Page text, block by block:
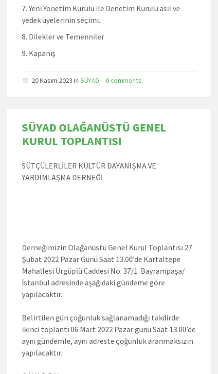
Yeni Yönetim Kurulu ile Denetim Kurulu asıl ve
yedek üyelerinin seçimi.
Dilekler ve Temenniler
Kapanış
20 Kasım 2023 in SÜYAD 0 comments
SÜYAD OLAĞANÜSTÜ GENEL
KURUL TOPLANTISI
SÜTÇÜLERLİLER KÜLTÜR DAYANIŞMA VE
YARDIMLAŞMA DERNEĞİ
Derneğimizin Olağanüstü Genel Kurul Toplantısı 27
Şubat 2022 Pazar Günü Saat 13.00’de Kartaltepe
Mahallesi Ürgüplü Caddesi No: 37/1 Bayrampaşa/
İstanbul adresinde aşağıdaki gündeme göre
yapılacaktır.
Belirtilen gün çoğunluk sağlanamadığı takdirde
ikinci toplantı 06 Mart 2022 Pazar günü Saat 13.00’de
aynı gündemle, aynı adreste çoğunluk aranmaksızın
yapılacaktır.